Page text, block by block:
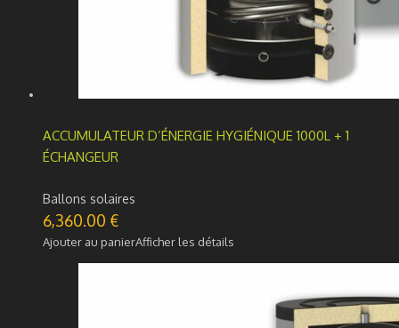
ACCUMULATEUR D’ÉNERGIE HYGIÉNIQUE 1000L + 1
ÉCHANGEUR
Ballons solaires
6,360.00 €
Ajouter au panierAfficher les détails